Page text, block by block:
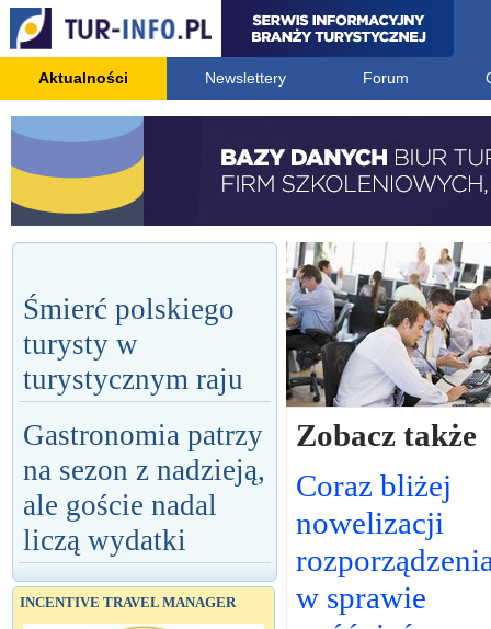
Aktualności Newslettery Forum
Śmierć polskiego
turysty w
turystycznym raju
Gastronomia patrzy
na sezon z nadzieją,
ale goście nadal
liczą wydatki
INCENTIVE TRAVEL MANAGER
Zobacz także
Coraz bliżej
nowelizacji
w sprawie